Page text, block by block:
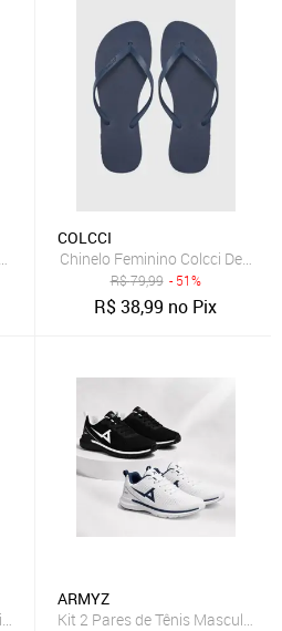
3
COLCCI
Chinelo Feminino Colcci Dedo
R$79,99 - 51%
R$38,99 no Pix
ARMYZ
Kit 2 Pares de Tênis Masculino